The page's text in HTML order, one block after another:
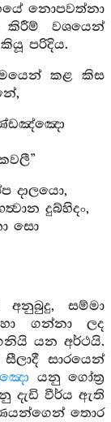
නොපවත්නා
කිරීම් වශයෙන්
පරිදිය.
කළ කිස
දාලයො,
දුබ්හිදං,
සො
සම්මා
ගන්නා ලද
යන අර්ථයි.
සාරයෙන්
යනු ගෝත්‍ර
දැඩි වීර්ය ඇති
තොර